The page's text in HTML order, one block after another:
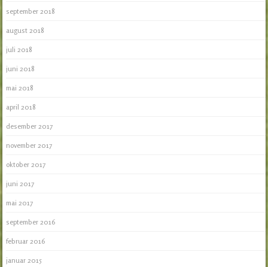
september 2018
august 2018
juli 2018
juni 2018
mai 2018
april 2018
desember 2017
november 2017
oktober 2017
juni 2017
mai 2017
september 2016
februar 2016
januar 2015